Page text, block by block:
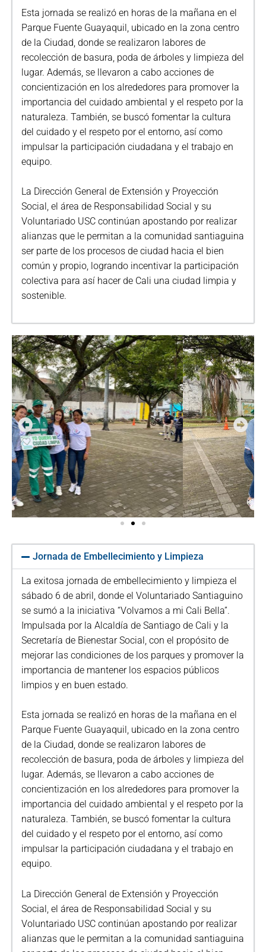
Esta jornada se realizó en horas de la mañana en el
Parque Fuente Guayaquil, ubicado en la zona centro
de la Ciudad, donde se realizaron labores de
recolección de basura, poda de árboles y limpieza del
lugar. Además, se llevaron a cabo acciones de
concientización en los alrededores para promover la
importancia del cuidado ambiental y el respeto por la
naturaleza. También, se buscó fomentar la cultura
del cuidado y el respeto por el entorno, así como
impulsar la participación ciudadana y el trabajo en
equipo.
La Dirección General de Extensión y Proyección
Social, el área de Responsabilidad Social y su
Voluntariado USC continúan apostando por realizar
alianzas que le permitan a la comunidad santiaguina
ser parte de los procesos de ciudad hacia el bien
común y propio, logrando incentivar la participación
colectiva para así hacer de Cali una ciudad limpia y
sostenible.
Jornada de Embellecimiento y Limpieza
La exitosa jornada de embellecimiento y limpieza el
sábado 6 de abril, donde el Voluntariado Santiaguino
se sumó a la iniciativa “Volvamos a mi Cali Bella”.
Impulsada por la Alcaldía de Santiago de Cali y la
Secretaría de Bienestar Social, con el propósito de
mejorar las condiciones de los parques y promover la
importancia de mantener los espacios públicos
limpios y en buen estado.
Esta jornada se realizó en horas de la mañana en el
Parque Fuente Guayaquil, ubicado en la zona centro
de la Ciudad, donde se realizaron labores de
recolección de basura, poda de árboles y limpieza del
lugar. Además, se llevaron a cabo acciones de
concientización en los alrededores para promover la
importancia del cuidado ambiental y el respeto por la
naturaleza. También, se buscó fomentar la cultura
del cuidado y el respeto por el entorno, así como
impulsar la participación ciudadana y el trabajo en
equipo.
La Dirección General de Extensión y Proyección
Social, el área de Responsabilidad Social y su
Voluntariado USC continúan apostando por realizar
alianzas que le permitan a la comunidad santiaguina